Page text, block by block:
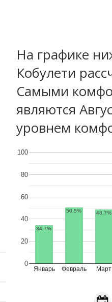
На графике
Кобулети
Самыми
являются
уровнем
Январь Февраль Март
0
20
40
60
80
100
34.7%
50.5% 48.7%